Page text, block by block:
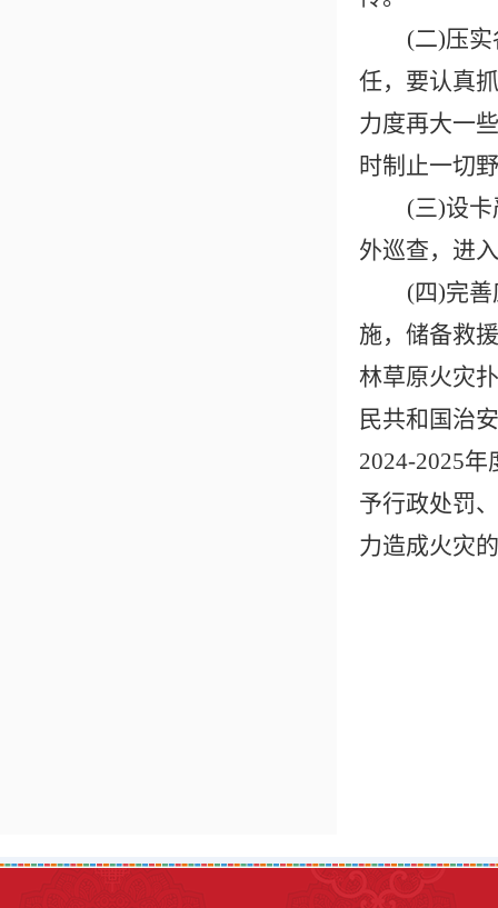
(二)压
任，要认真
力度再大一
时制止一切
(三)设
外巡查，进
(四)完
施，储备救
林草原火灾
民共和国治
2024-2025
予行政处罚
力造成火灾